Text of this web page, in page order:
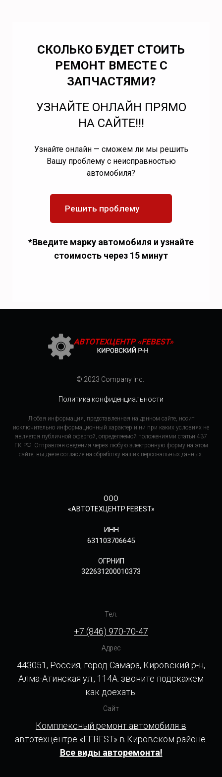
СКОЛЬКО БУДЕТ СТОИТЬ
РЕМОНТ ВМЕСТЕ С
ЗАПЧАСТЯМИ?
УЗНАЙТЕ ОНЛАЙН ПРЯМО
НА САЙТЕ!!!
Узнайте онлайн — сможем ли мы решить
Вашу проблему с неисправностью
автомобиля?
Решить проблему
*Введите марку автомобиля и узнайте
стоимость через 15 минут
© 2023 Company Inc.
Политика конфиденциальности
Любая информация, представленная на данном сайте, носит
исключительно информационный характер и ни при каких условиях не
является публичной офертой, определяемой положениями статьи 437
ГК РФ. Отправляя сведения через любую электронную форму на этом
сайте, вы даете согласие на обработку ваших персональных данных.
ООО
«АВТОТЕХЦЕНТР FEBEST»
ИНН
631103706645
ОГРНИП
322631200010373
Тел.
+7 (846) 970-70-47
Адрес
443051, Россия, город Самара, Кировский р-н,
Алма-Атинская ул., 114А. звоните подскажем
как доехать.
Сайт
Комплексный ремонт автомобиля в
автотехцентре «FEBEST» в Кировском районе.
Все виды авторемонта!